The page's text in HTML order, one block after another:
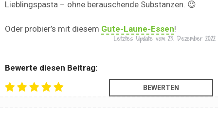
Lieblingspasta – ohne berauschende Substanzen. 😉
Oder probier’s mit diesem Gute-Laune-Essen!
Letztes Update vom 23. Dezember 2022
Bewerte diesen Beitrag: